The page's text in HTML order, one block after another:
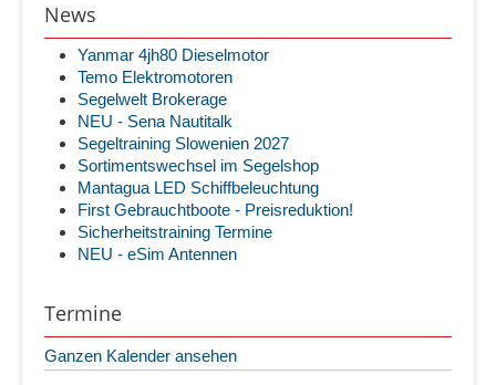
News
Yanmar 4jh80 Dieselmotor
Temo Elektromotoren
Segelwelt Brokerage
NEU - Sena Nautitalk
Segeltraining Slowenien 2027
Sortimentswechsel im Segelshop
Mantagua LED Schiffbeleuchtung
First Gebrauchtboote - Preisreduktion!
Sicherheitstraining Termine
NEU - eSim Antennen
Termine
Ganzen Kalender ansehen